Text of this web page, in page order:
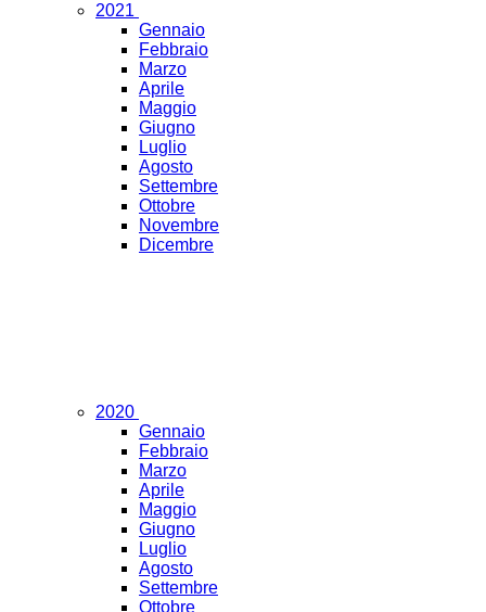
2021
Gennaio
Febbraio
Marzo
Aprile
Maggio
Giugno
Luglio
Agosto
Settembre
Ottobre
Novembre
Dicembre
2020
Gennaio
Febbraio
Marzo
Aprile
Maggio
Giugno
Luglio
Agosto
Settembre
Ottobre